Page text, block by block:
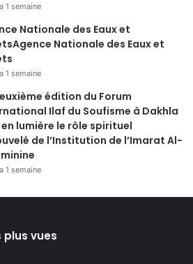
1 semaine
Nationale des Eaux et
Nationale des Eaux et
1 semaine
édition du Forum
Ilaf du Soufisme à Dakhla
lumière le rôle spirituel
de l’Institution de l’Imarat Al-
1 semaine
plus vues